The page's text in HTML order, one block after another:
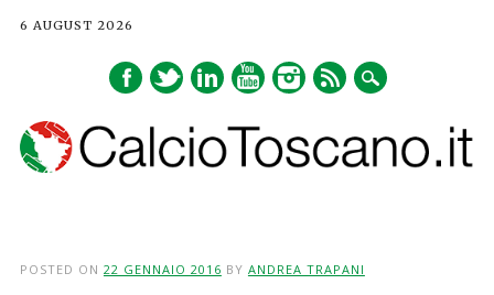
6 AUGUST 2026
POSTED ON 22 GENNAIO 2016 BY ANDREA TRAPANI